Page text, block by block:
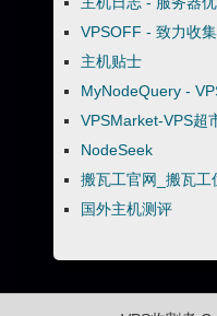
VPSOFF - 致力收
主机贴士
MyNodeQuery -
VPSMarket-VPS超
NodeSeek
搬瓦工官网_搬瓦工
国外主机测评